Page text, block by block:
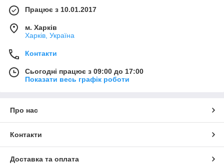
Працює з 10.01.2017
м. Харків
Харків, Україна
Контакти
Сьогодні працює з 09:00 до 17:00
Показати весь графік роботи
Про нас
Контакти
Доставка та оплата